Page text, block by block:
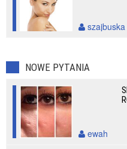
szajbuska
NOWE PYTANIA
ewah